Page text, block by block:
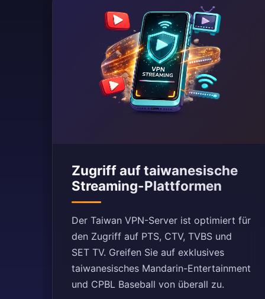
Zugriff auf taiwanesische
Streaming-Plattformen
Der Taiwan VPN-Server ist optimiert für
den Zugriff auf PTS, CTV, TVBS und
SET TV. Greifen Sie auf exklusives
taiwanesisches Mandarin-Entertainment
und CPBL Baseball von überall zu.